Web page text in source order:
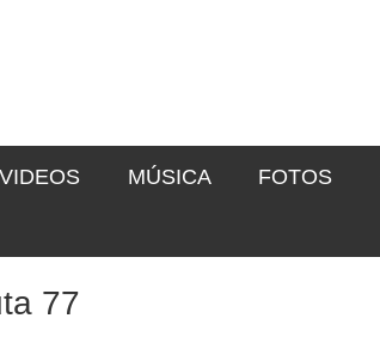
VIDEOS MÚSICA FOTOS
77